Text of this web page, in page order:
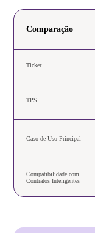
Comparação
Ticker
TPS
Caso de Uso Principal
Compatibilidade com
Contratos Inteligentes